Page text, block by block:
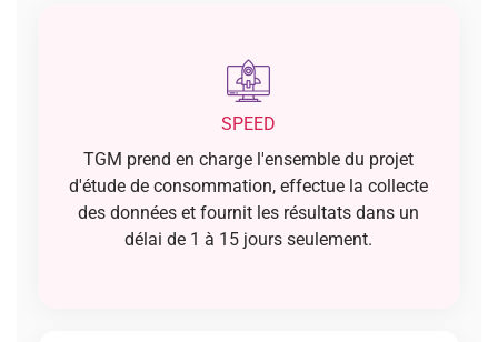
SPEED
TGM prend en charge l'ensemble du projet
d'étude de consommation, effectue la collecte
des données et fournit les résultats dans un
délai de 1 à 15 jours seulement.